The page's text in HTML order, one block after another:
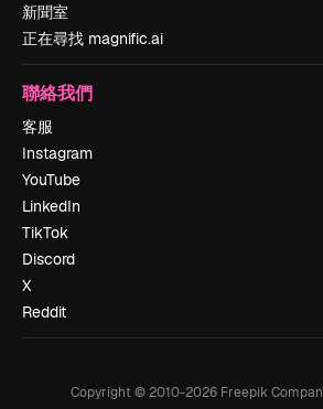
新聞室
正在尋找 magnific.ai
聯絡我們
客服
Instagram
YouTube
LinkedIn
TikTok
Discord
X
Reddit
Copyright © 2010-2026 Freepik